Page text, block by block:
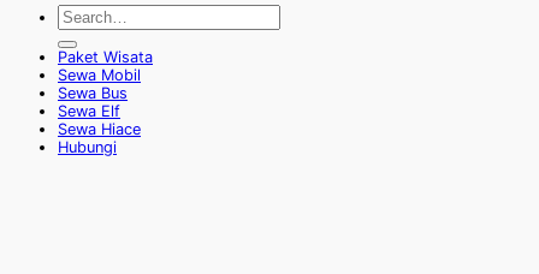
Paket Wisata
Sewa Mobil
Sewa Bus
Sewa Elf
Sewa Hiace
Hubungi